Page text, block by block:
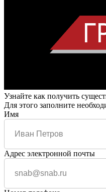
Узнайте как получить
Для этого заполните
Имя
Адрес электронной почты